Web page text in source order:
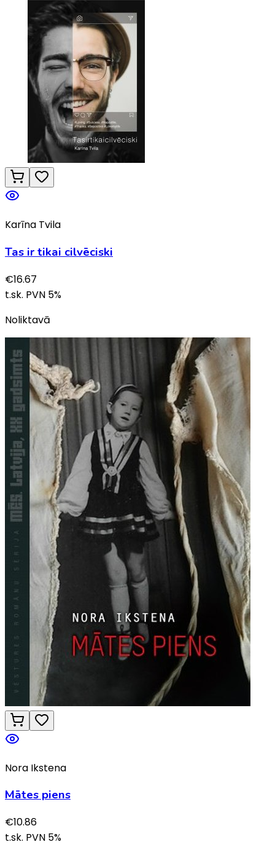
Karīna Tvila
Tas ir tikai cilvēciski
€16.67
t.sk. PVN 5%
Noliktavā
Nora Ikstena
Mātes piens
€10.86
t.sk. PVN 5%